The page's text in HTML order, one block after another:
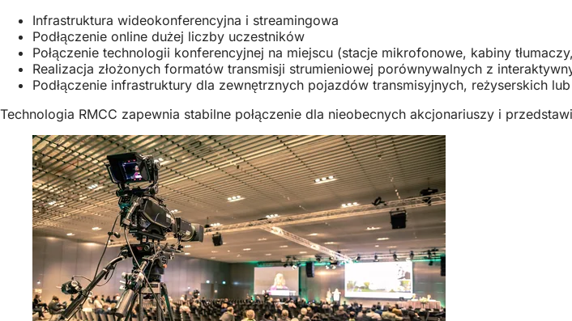
Infrastruktura wideokonferencyjna i streamingowa
Podłączenie online dużej liczby uczestników
Połączenie technologii konferencyjnej na miejscu (stacje mikrofonowe, kabiny
Realizacja złożonych formatów transmisji strumieniowej porównywalnych z
Podłączenie infrastruktury dla zewnętrznych pojazdów transmisyjnych, reżyserskich lub
Technologia RMCC zapewnia stabilne połączenie dla nieobecnych akcjonariuszy i